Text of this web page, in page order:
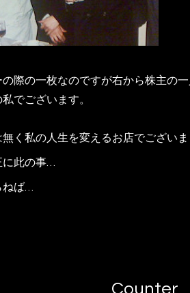
際の一枚なのですが右から株主の
でございます。
く私の人生を変えるお店でございま
此の事…
ば…
Counter